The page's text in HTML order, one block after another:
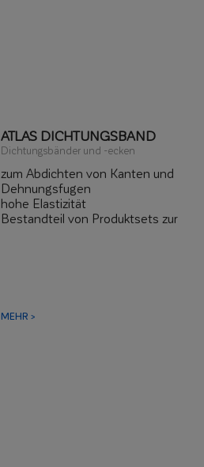
ATLAS DICHTUNGSBAND
Dichtungsbänder und -ecken
zum Abdichten von Kanten und
Dehnungsfugen
hohe Elastizität
Bestandteil von Produktsets zur
MEHR >